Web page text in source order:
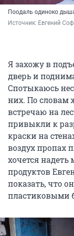
Поодаль одиноко
Источник: Евгений
Я захожу в
дверь и
Спотыкаюсь
них. По словам
встречаю на
привыкли к
краски на
воздух пропах
хочется
продуктов
показать, что
пластиковыми